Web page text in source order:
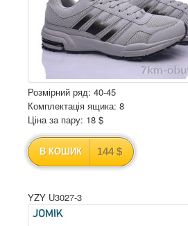
Розмірний ряд: 40-45
Комплектація ящика: 8
Ціна за пару: 18 $
В КОШИК 144 $
YZY U3027-3